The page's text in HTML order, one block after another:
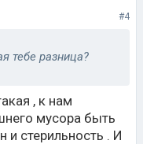
#4
тебе разница?
, к нам
мусора быть
и стерильность . И